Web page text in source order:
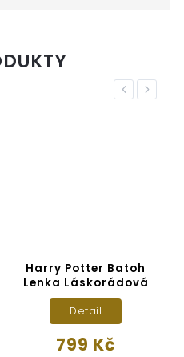
Previous
Harry Potter Batoh
Lenka Láskorádová
799 Kč
Detail
Next